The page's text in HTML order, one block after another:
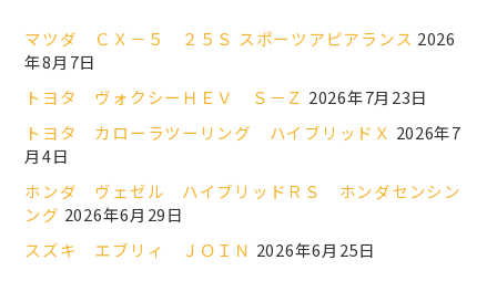
マツダ ＣＸ－５ ２５Ｓ スポーツアピアランス 2026
年8月7日
トヨタ ヴォクシーＨＥＶ Ｓ－Ｚ 2026年7月23日
トヨタ カローラツーリング ハイブリッドＸ 2026年7
月4日
ホンダ ヴェゼル ハイブリッドＲＳ ホンダセンシン
ング 2026年6月29日
スズキ エブリィ ＪＯＩＮ 2026年6月25日